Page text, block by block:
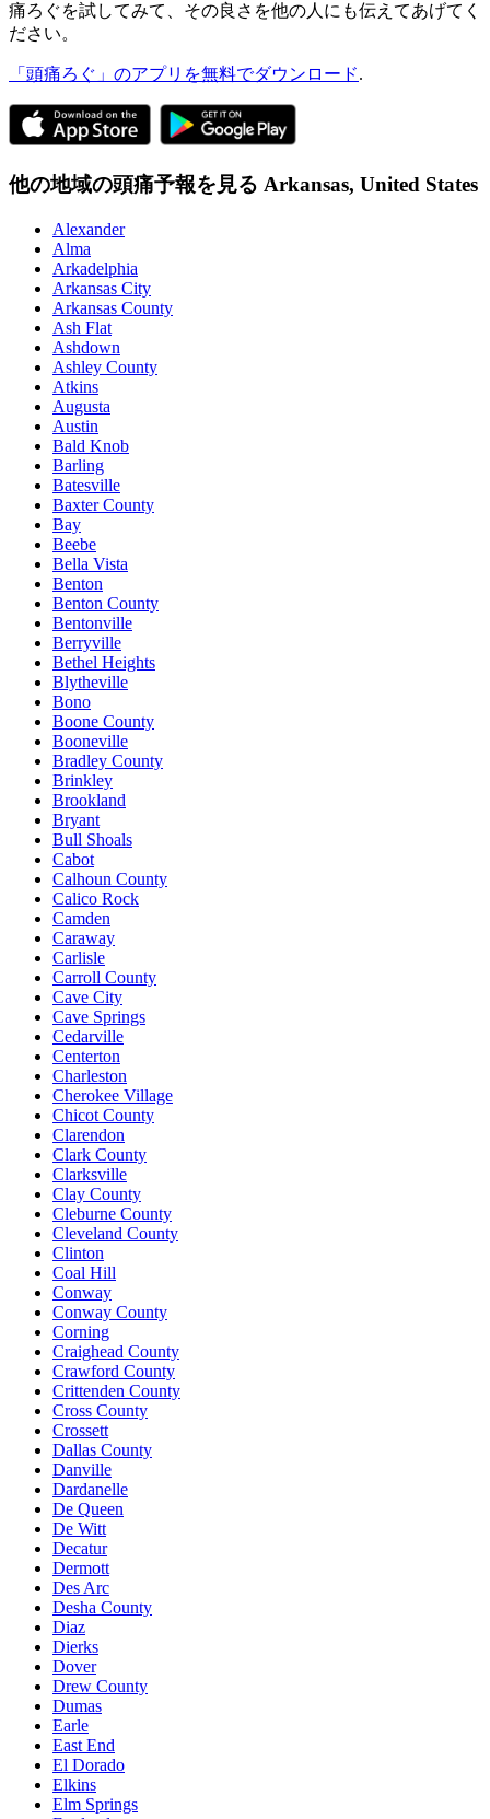
痛ろぐを試してみて、その良さを他の人にも伝えてあげてく
ださい。
「頭痛ろぐ」のアプリを無料でダウンロード.
他の地域の頭痛予報を見る Arkansas, United States
Alexander
Alma
Arkadelphia
Arkansas City
Arkansas County
Ash Flat
Ashdown
Ashley County
Atkins
Augusta
Austin
Bald Knob
Barling
Batesville
Baxter County
Bay
Beebe
Bella Vista
Benton
Benton County
Bentonville
Berryville
Bethel Heights
Blytheville
Bono
Boone County
Booneville
Bradley County
Brinkley
Brookland
Bryant
Bull Shoals
Cabot
Calhoun County
Calico Rock
Camden
Caraway
Carlisle
Carroll County
Cave City
Cave Springs
Cedarville
Centerton
Charleston
Cherokee Village
Chicot County
Clarendon
Clark County
Clarksville
Clay County
Cleburne County
Cleveland County
Clinton
Coal Hill
Conway
Conway County
Corning
Craighead County
Crawford County
Crittenden County
Cross County
Crossett
Dallas County
Danville
Dardanelle
De Queen
De Witt
Decatur
Dermott
Des Arc
Desha County
Diaz
Dierks
Dover
Drew County
Dumas
Earle
East End
El Dorado
Elkins
Elm Springs